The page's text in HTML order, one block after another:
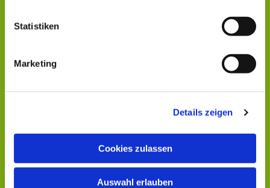
Statistiken
Marketing
Details zeigen
Cookies zulassen
Auswahl erlauben